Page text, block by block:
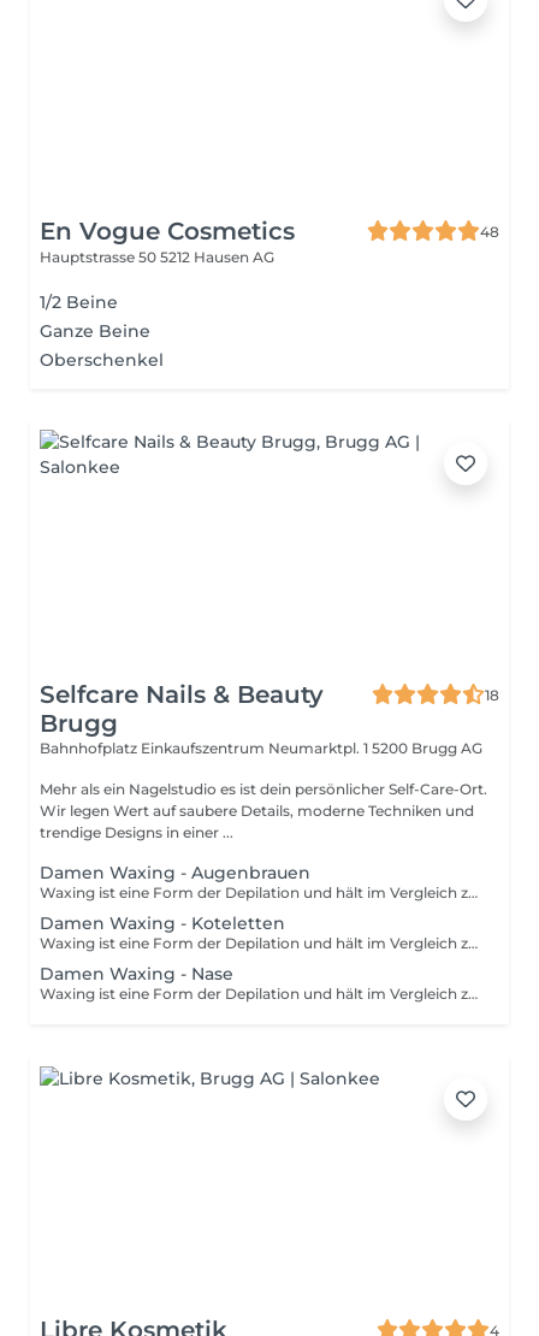
En Vogue Cosmetics
48
Hauptstrasse 50 5212 Hausen AG
1/2 Beine
Ganze Beine
Oberschenkel
Selfcare Nails & Beauty
Brugg
18
Bahnhofplatz Einkaufszentrum Neumarktpl. 1 5200 Brugg AG
Mehr als ein Nagelstudio es ist dein persönlicher Self-Care-Ort.
Wir legen Wert auf saubere Details, moderne Techniken und
trendige Designs in einer ...
Damen Waxing - Augenbrauen
Waxing ist eine Form der Depilation und hält im Vergleich zum Rasieren wesentlich länger an. Mithilfe von Wachs wird das Haar mitsamt der Wurzel aus der Haut entfernt. Um die Behandlung optimal durchzuführen, sollten die Härchen eine Länge von 3-5 mm haben. Damit die Prozedur so schmerzfrei wie möglich ist, sollten deine Haare nicht länger als 1 cm sind.
Damen Waxing - Koteletten
Waxing ist eine Form der Depilation und hält im Vergleich zum Rasieren wesentlich länger an. Mithilfe von Wachs wird das Haar mitsamt der Wurzel aus der Haut entfernt. Um die Behandlung optimal durchzuführen, sollten die Härchen eine Länge von 3-5 mm haben. Damit die Prozedur so schmerzfrei wie möglich ist, sollten deine Haare nicht länger als 1 cm sind.
Damen Waxing - Nase
Waxing ist eine Form der Depilation und hält im Vergleich zum Rasieren wesentlich länger an. Mithilfe von Wachs wird das Haar mitsamt der Wurzel aus der Haut entfernt. Um die Behandlung optimal durchzuführen, sollten die Härchen eine Länge von 3-5 mm haben. Damit die Prozedur so schmerzfrei wie möglich ist, sollten deine Haare nicht länger als 1 cm sind.
Libre Kosmetik 4